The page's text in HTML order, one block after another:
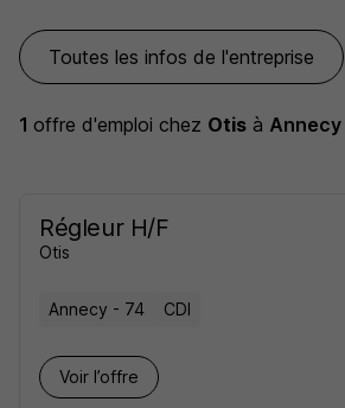
Toutes les infos de l'entreprise
1 offre d'emploi chez Otis à Annecy
Régleur H/F
Otis
Annecy - 74 CDI
Voir l’offre